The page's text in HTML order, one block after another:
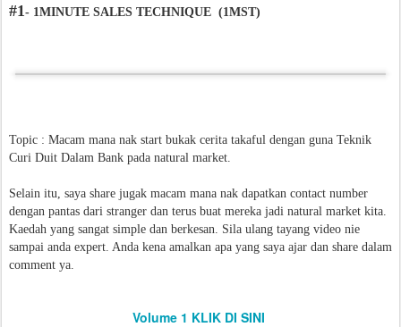
#1- 1MINUTE SALES TECHNIQUE (1MST)
Topic : Macam mana nak start bukak cerita takaful dengan guna Teknik
Curi Duit Dalam Bank pada natural market.
Selain itu, saya share jugak macam mana nak dapatkan contact number
dengan pantas dari stranger dan terus buat mereka jadi natural market kita.
Kaedah yang sangat simple dan berkesan. Sila ulang tayang video nie
sampai anda expert. Anda kena amalkan apa yang saya ajar dan share dalam
comment ya.
Volume 1 KLIK DI SINI